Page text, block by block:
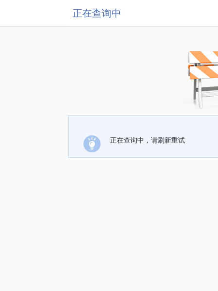
正在查询中
正在查询中，请刷新重试